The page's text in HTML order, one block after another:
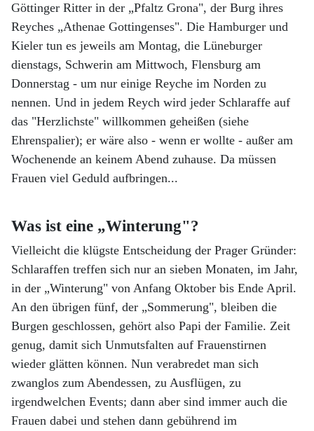
Göttinger Ritter in der „Pfaltz Grona", der Burg ihres
Reyches „Athenae Gottingenses". Die Hamburger und
Kieler tun es jeweils am Montag, die Lüneburger
dienstags, Schwerin am Mittwoch, Flensburg am
Donnerstag - um nur einige Reyche im Norden zu
nennen. Und in jedem Reych wird jeder Schlaraffe auf
das "Herzlichste" willkommen geheißen (siehe
Ehrenspalier); er wäre also - wenn er wollte - außer am
Wochenende an keinem Abend zuhause. Da müssen
Frauen viel Geduld aufbringen...
Was ist eine „Winterung"?
Vielleicht die klügste Entscheidung der Prager Gründer:
Schlaraffen treffen sich nur an sieben Monaten, im Jahr,
in der „Winterung" von Anfang Oktober bis Ende April.
An den übrigen fünf, der „Sommerung", bleiben die
Burgen geschlossen, gehört also Papi der Familie. Zeit
genug, damit sich Unmutsfalten auf Frauenstirnen
wieder glätten können. Nun verabredet man sich
zwanglos zum Abendessen, zu Ausflügen, zu
irgendwelchen Events; dann aber sind immer auch die
Frauen dabei und stehen dann gebührend im